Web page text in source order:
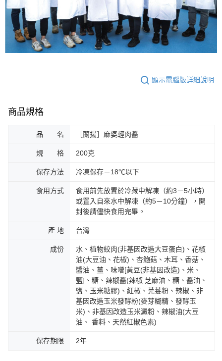
顯示電腦版詳細說明
商品規格
品 名 ［蘭揚］麻婆輕肉醬
規 格 200克
保存方法 冷凍保存－18℃以下
食用方式
食用前先放置於冷藏中解凍（約3－5小時）
或置入自來水中解凍（約5－10分鐘），開
封後請儘快食用完畢。
產 地 台灣
成份
水、植物絞肉(非基因改造大豆蛋白)、花椒
油(大豆油、花椒)、杏鮑菇、木耳、香菇、
醬油、薑、味噌[黃豆(非基因改造)、米、
鹽]、糖、辣椒醬(辣椒 芝麻油、糖、醬油、
鹽、玉米糖膠)、紅椒、芫荽粉、辣椒、非
基因改造玉米發酵粉(麥芽糊精、發酵玉
米)、非基因改造玉米澱粉、辣椒油(大豆
油、 香料、天然紅椒色素)
保存期限 2年